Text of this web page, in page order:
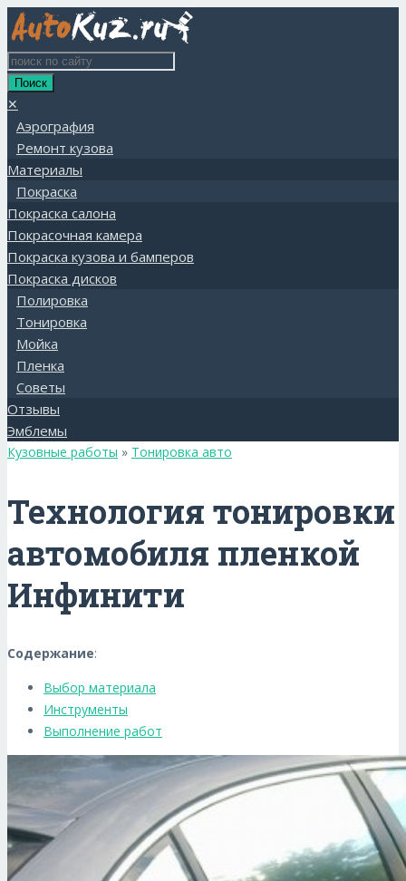
✕
Аэрография
Ремонт кузова
Материалы
Покраска
Покраска салона
Покрасочная камера
Покраска кузова и бамперов
Покраска дисков
Полировка
Тонировка
Мойка
Пленка
Советы
Отзывы
Эмблемы
Кузовные работы » Тонировка авто
Технология тонировки
автомобиля пленкой
Инфинити
Содержание:
Выбор материала
Инструменты
Выполнение работ